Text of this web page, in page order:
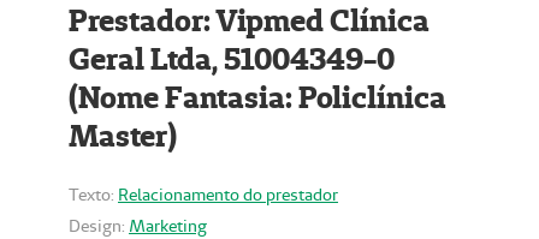
Prestador: Vipmed Clínica
Geral Ltda, 51004349-0
(Nome Fantasia: Policlínica
Master)
Texto: Relacionamento do prestador
Design: Marketing